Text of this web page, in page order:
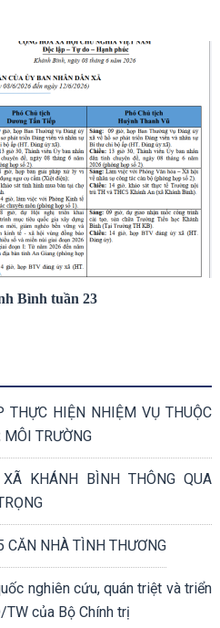
Bình tuần 23
THỰC HIỆN NHIỆM VỤ THUỘC
MÔI TRƯỜNG
KHÁNH BÌNH THÔNG QUA
CĂN NHÀ TÌNH THƯƠNG
nghiên cứu, quán triệt và triển
của Bộ Chính trị